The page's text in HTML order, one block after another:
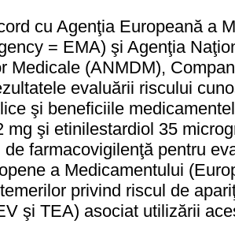
cu Agenţia Europeană a
= EMA) şi Agenţia
Medicale (ANMDM),
evaluării riscului
şi beneficiile
mg şi etinilestardiol 35
de farmacovigilenţă pentru
a Medicamentului
privind riscul de
şi TEA) asociat utilizării